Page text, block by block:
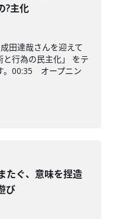
?主化
田達哉さんを迎えて
と行為の民主化」 をテ
。00:35 オープニン
たぐ、意味を捏造
び